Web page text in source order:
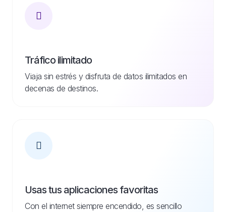
Tráfico ilimitado
Viaja sin estrés y disfruta de datos ilimitados en
decenas de destinos.
Usas tus aplicaciones favoritas
Con el internet siempre encendido, es sencillo